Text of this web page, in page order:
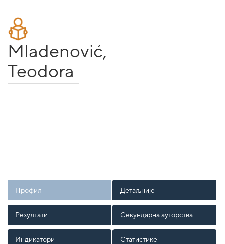
Mladenović,
Teodora
Профил Детаљније
Резултати Секундарна ауторства
Индикатори Статистике